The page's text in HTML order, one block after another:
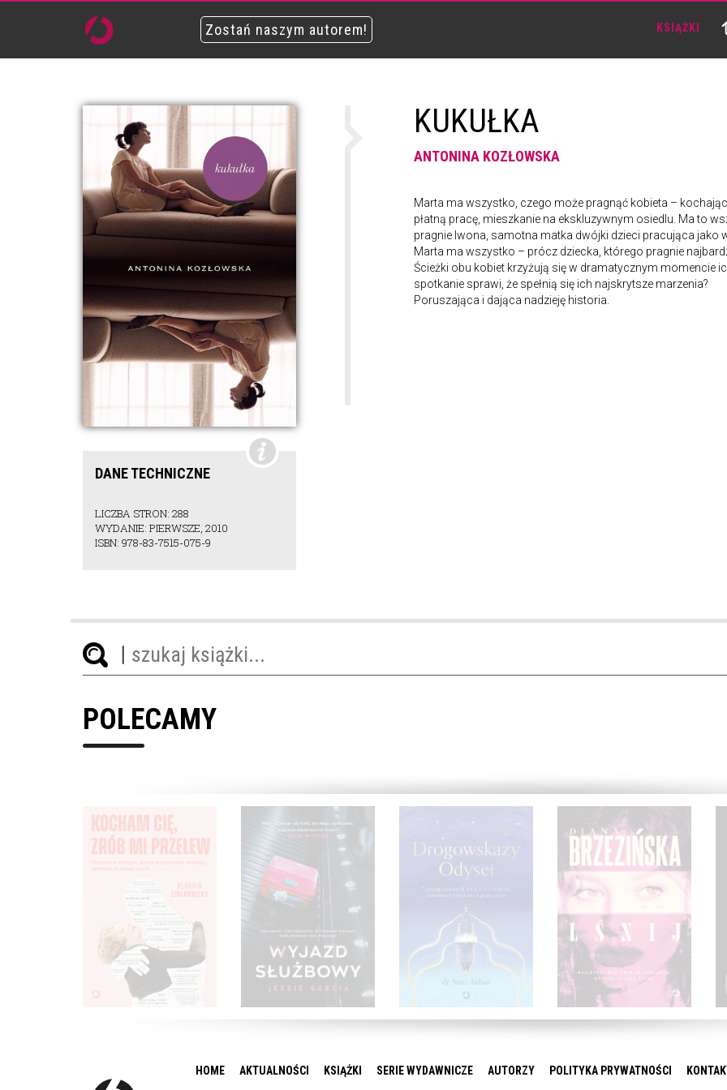
Zostań naszym autorem! KSIĄŻKI
DANE TECHNICZNE
LICZBA STRON: 288
WYDANIE: PIERWSZE, 2010
ISBN: 978-83-7515-075-9
KUKUŁKA
ANTONINA KOZŁOWSKA
Marta ma wszystko, czego może pragnąć kobieta –
płatną pracę, mieszkanie na ekskluzywnym osiedlu. Ma to
pragnie Iwona, samotna matka dwójki dzieci pracująca jako
Marta ma wszystko – prócz dziecka, którego pragnie
Ścieżki obu kobiet krzyżują się w dramatycznym momencie
spotkanie sprawi, że spełnią się ich najskrytsze marzenia?
Poruszająca i dająca nadzieję historia.
POLECAMY
HOME AKTUALNOŚCI KSIĄŻKI SERIE WYDAWNICZE AUTORZY POLITYKA PRYWATNOŚCI